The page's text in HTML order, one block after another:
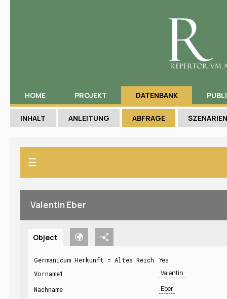
HOME PROJEKT DATENBANK
INHALT ANLEITUNG ABFRAGE SZENARIEN